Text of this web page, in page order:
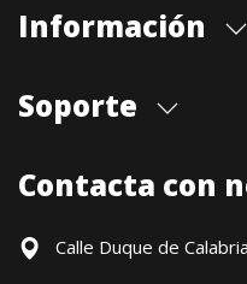
Información
Cita previa tienda
Contacto
Soporte
Formas de pago
Devoluciones / Garantía
Contacta con
Calle Duque de